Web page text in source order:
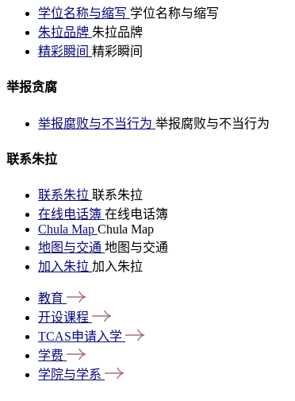
学位名称与缩写 学位名称与缩写
朱拉品牌 朱拉品牌
精彩瞬间 精彩瞬间
举报贪腐
举报腐败与不当行为 举报腐败与不当行为
联系朱拉
联系朱拉 联系朱拉
在线电话簿 在线电话簿
Chula Map Chula Map
地图与交通 地图与交通
加入朱拉 加入朱拉
教育
开设课程
TCAS申请入学
学费
学院与学系